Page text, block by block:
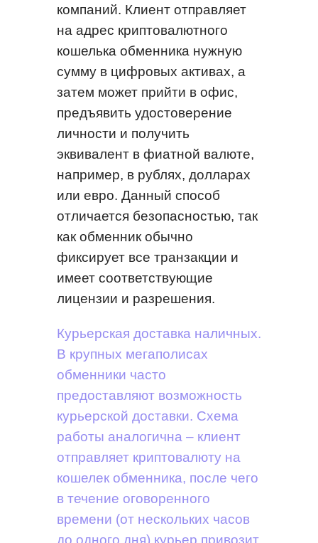
компаний. Клиент отправляет
на адрес криптовалютного
кошелька обменника нужную
сумму в цифровых активах, а
затем может прийти в офис,
предъявить удостоверение
личности и получить
эквивалент в фиатной валюте,
например, в рублях, долларах
или евро. Данный способ
отличается безопасностью, так
как обменник обычно
фиксирует все транзакции и
имеет соответствующие
лицензии и разрешения.
Курьерская доставка наличных.
В крупных мегаполисах
обменники часто
предоставляют возможность
курьерской доставки. Схема
работы аналогична – клиент
отправляет криптовалюту на
кошелек обменника, после чего
в течение оговоренного
времени (от нескольких часов
до одного дня) курьер привозит